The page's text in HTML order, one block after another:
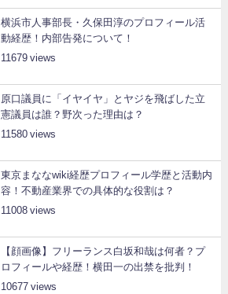
横浜市人事部長・久保田淳のプロフィール活
動経歴！内部告発について！
11679
原口議員に「イヤイヤ」とヤジを飛ばした立
憲議員は誰？野次った理由は？
11580
東京まななwiki経歴プロフィール学歴と活動内
容！不動産業界での具体的な役割は？
11008
【顔画像】フリーランス白坂和哉は何者？プ
ロフィールや経歴！横田一の出禁を批判！
10677